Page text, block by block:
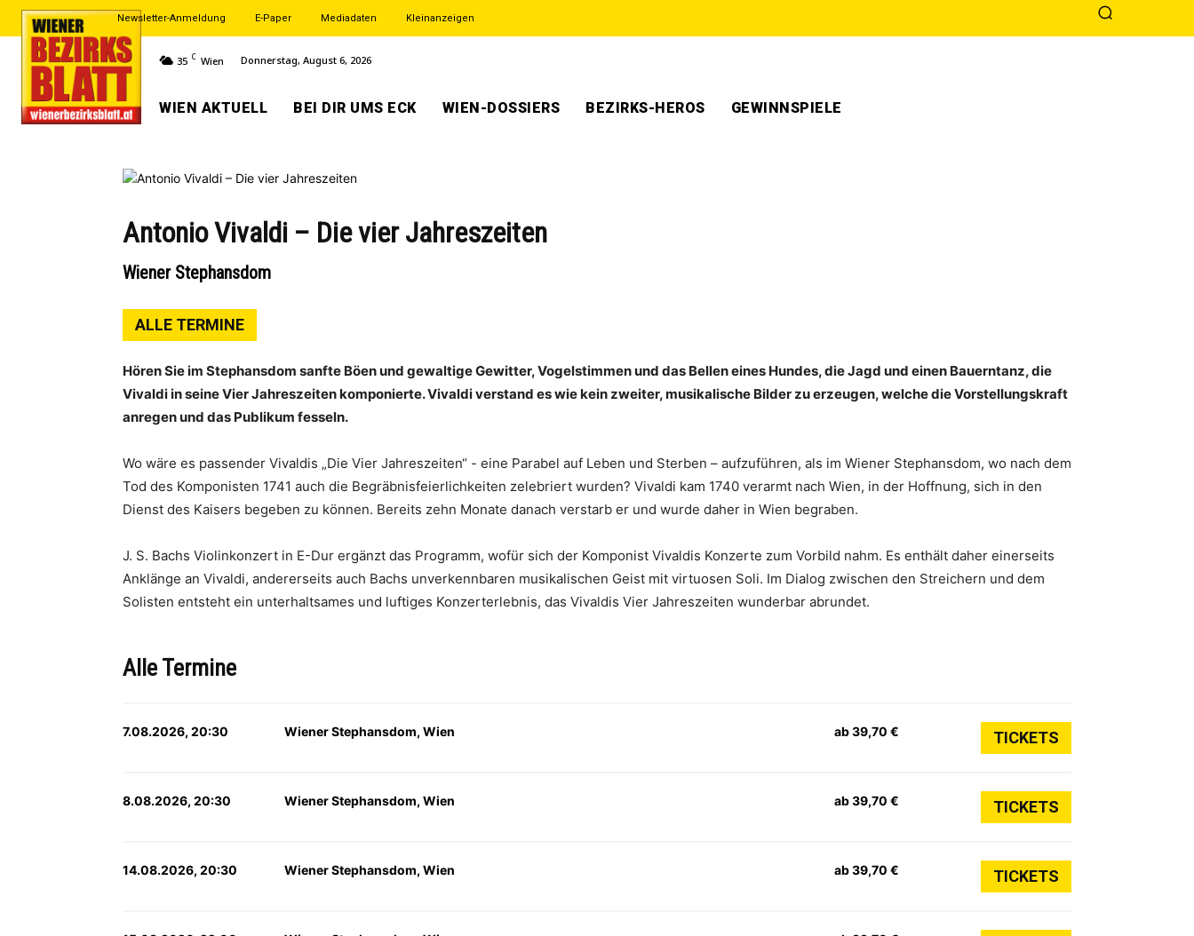
Newsletter-Anmeldung E-Paper Mediadaten Kleinanzeigen
35 C Wien Donnerstag, August 6, 2026
WIEN AKTUELL BEI DIR UMS ECK WIEN-DOSSIERS BEZIRKS-HEROS GEWINNSPIELE
Antonio Vivaldi – Die vier Jahreszeiten
Wiener Stephansdom
ALLE TERMINE
Hören Sie im Stephansdom sanfte Böen und gewaltige Gewitter, Vogelstimmen und das Bellen eines Hundes, die Jagd und einen Bauerntanz, die
Vivaldi in seine Vier Jahreszeiten komponierte. Vivaldi verstand es wie kein zweiter, musikalische Bilder zu erzeugen, welche die Vorstellungskraft
anregen und das Publikum fesseln.
Wo wäre es passender Vivaldis „Die Vier Jahreszeiten“ - eine Parabel auf Leben und Sterben – aufzuführen, als im Wiener Stephansdom, wo nach dem
Tod des Komponisten 1741 auch die Begräbnisfeierlichkeiten zelebriert wurden? Vivaldi kam 1740 verarmt nach Wien, in der Hoffnung, sich in den
Dienst des Kaisers begeben zu können. Bereits zehn Monate danach verstarb er und wurde daher in Wien begraben.
J. S. Bachs Violinkonzert in E-Dur ergänzt das Programm, wofür sich der Komponist Vivaldis Konzerte zum Vorbild nahm. Es enthält daher einerseits
Anklänge an Vivaldi, andererseits auch Bachs unverkennbaren musikalischen Geist mit virtuosen Soli. Im Dialog zwischen den Streichern und dem
Solisten entsteht ein unterhaltsames und luftiges Konzerterlebnis, das Vivaldis Vier Jahreszeiten wunderbar abrundet.
Alle Termine
7.08.2026, 20:30 Wiener Stephansdom, Wien ab 39,70 € TICKETS
8.08.2026, 20:30 Wiener Stephansdom, Wien ab 39,70 € TICKETS
14.08.2026, 20:30 Wiener Stephansdom, Wien ab 39,70 € TICKETS